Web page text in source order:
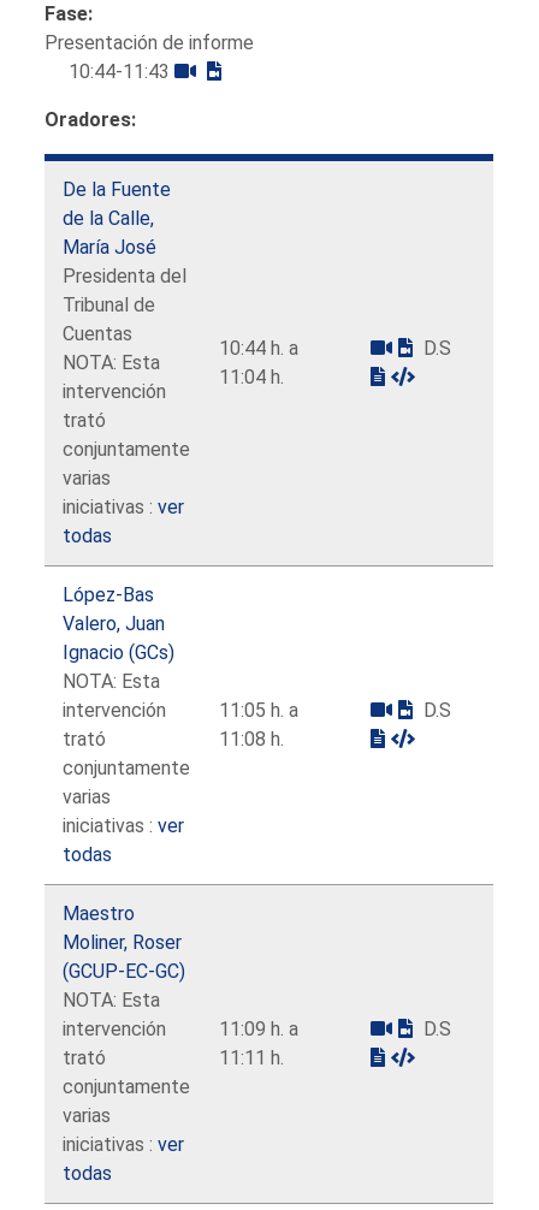
Fase:
Presentación de informe
10:44-11:43
Oradores:
De la Fuente
de la Calle,
María José
Presidenta del
Tribunal de
Cuentas
NOTA: Esta
intervención
trató
conjuntamente
varias
iniciativas :ver
todas
10:44 h. a
11:04 h.
D.S
López-Bas
Valero, Juan
Ignacio (GCs)
NOTA: Esta
intervención
trató
conjuntamente
varias
iniciativas :ver
todas
11:05 h. a
11:08 h.
D.S
Maestro
Moliner, Roser
(GCUP-EC-GC)
NOTA: Esta
intervención
trató
conjuntamente
varias
iniciativas :ver
todas
11:09 h. a
11:11 h.
D.S